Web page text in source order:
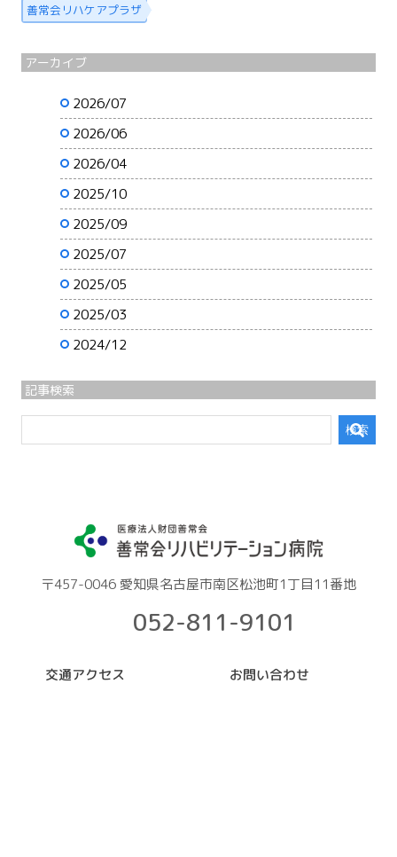
善常会リハケアプラザ
アーカイブ
2026/07
2026/06
2026/04
2025/10
2025/09
2025/07
2025/05
2025/03
2024/12
記事検索
〒457-0046 愛知県名古屋市南区松池町1丁目11番地
052-811-9101
交通アクセス お問い合わせ